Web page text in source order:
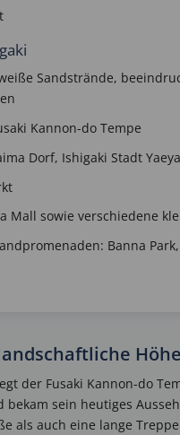
Sandstrände,
Kannon-do Tempe
Dorf, Ishigaki Stadt
Mall sowie verschiedene
Banna
der Fusaki Kannon-do
sein heutiges
als auch eine lange